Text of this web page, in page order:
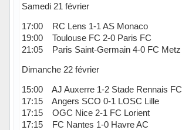
Samedi 21 février
17:00 RC Lens 1-1 AS Monaco
19:00 Toulouse FC 2-0 Paris FC
21:05 Paris Saint-Germain 4-0 FC Metz
Dimanche 22 février
15:00 AJ Auxerre 1-2 Stade Rennais FC
17:15 Angers SCO 0-1 LOSC Lille
17:15 OGC Nice 2-1 FC Lorient
17:15 FC Nantes 1-0 Havre AC